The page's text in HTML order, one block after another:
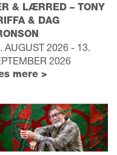
& LÆRRED – TONY
& DAG
AUGUST 2026 - 13.
2026
mere >